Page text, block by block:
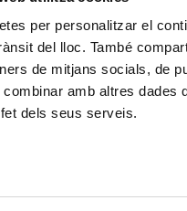
per personalitzar el
del lloc. També
de mitjans socials, de
amb altres dades
dels seus serveis.
75
FACEBOOK
TIKTOK